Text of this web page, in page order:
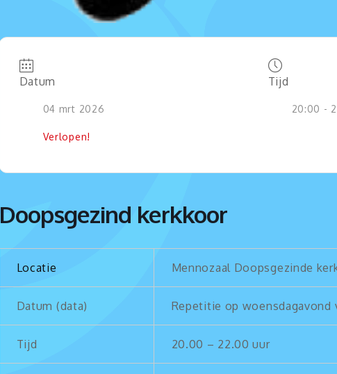
Datum
04 mrt 2026
Verlopen!
Tijd
20:00 -
Doopsgezind kerkkoor
Locatie Mennozaal Doopsgezinde
Datum (data) Repetitie op woensdagavond
Tijd 20.00 – 22.00 uur